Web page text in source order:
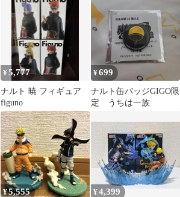
¥5,777
ナルト 暁 フィギュア
figuno
¥699
ナルト缶バッジGIGO限
定 うちは一族
¥5,555 ¥4,399